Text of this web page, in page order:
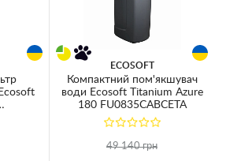
ECOSOFT
Компактний пом'якшувач
води Ecosoft Titanium Azure
180 FU0835CABCETA
49 140 грн